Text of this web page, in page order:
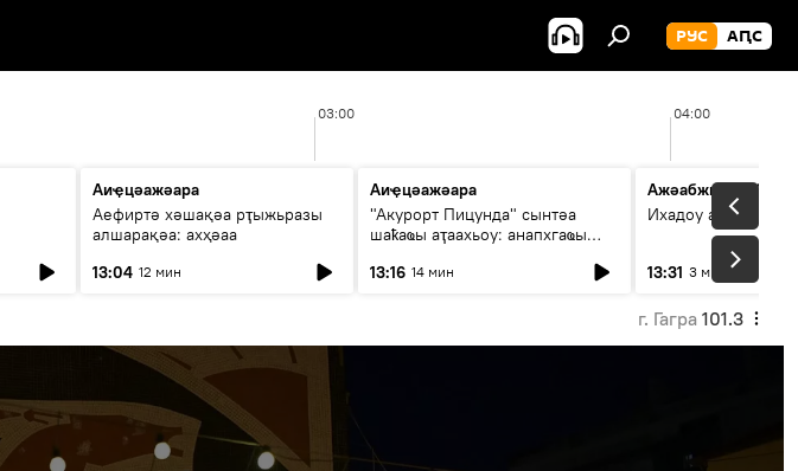
РУС АԤС
03:00 04:00
Аиҿцәажәара
Аефиртә хәшақәа рҭыжьразы
алшарақәа: ахҳәаа
13:04 12 мин
Аиҿцәажәара
"Акурорт Пицунда" сынтәа
шаҟаҩы аҭаахьоу: анапхгаҩы
13:16 14 мин
Ажәабжьқәа 13:30
Ихадоу атемақәа
13:31 3 мин
г. Гагра 101.3